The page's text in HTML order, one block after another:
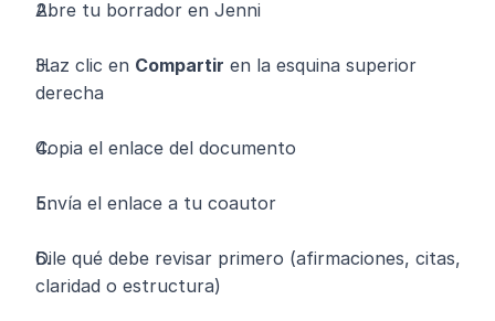
Abre tu borrador en Jenni
Haz clic en Compartir en la esquina superior
derecha
Copia el enlace del documento
Envía el enlace a tu coautor
Dile qué debe revisar primero (afirmaciones, citas,
claridad o estructura)